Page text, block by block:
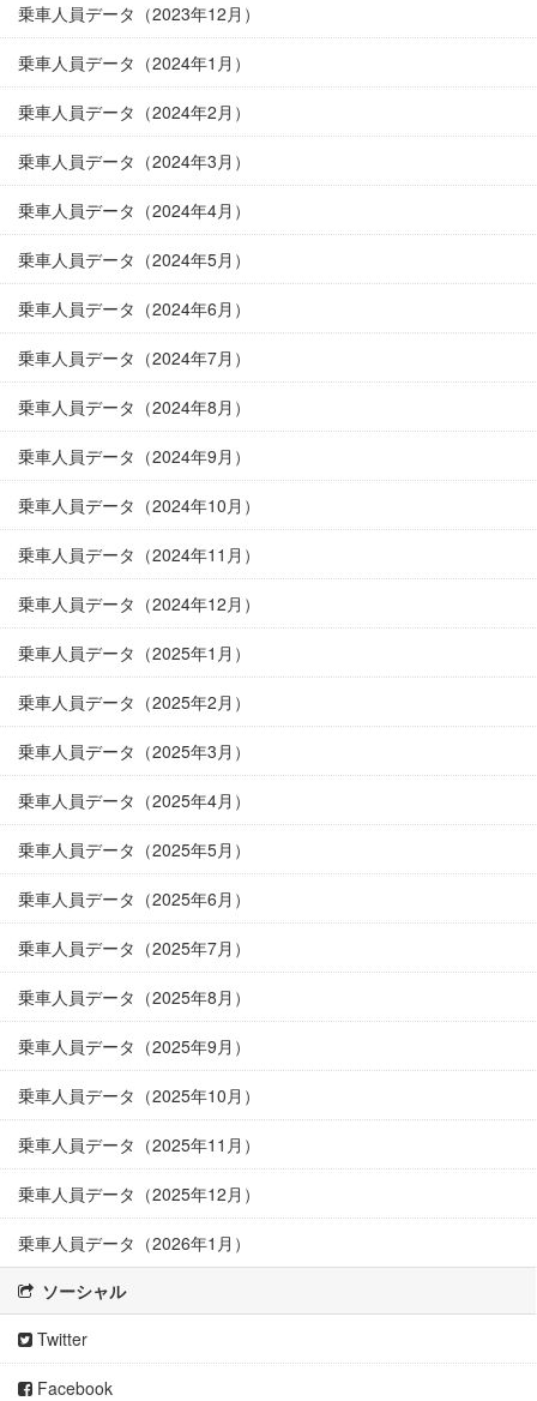
乗車人員データ（2023年12月）
乗車人員データ（2024年1月）
乗車人員データ（2024年2月）
乗車人員データ（2024年3月）
乗車人員データ（2024年4月）
乗車人員データ（2024年5月）
乗車人員データ（2024年6月）
乗車人員データ（2024年7月）
乗車人員データ（2024年8月）
乗車人員データ（2024年9月）
乗車人員データ（2024年10月）
乗車人員データ（2024年11月）
乗車人員データ（2024年12月）
乗車人員データ（2025年1月）
乗車人員データ（2025年2月）
乗車人員データ（2025年3月）
乗車人員データ（2025年4月）
乗車人員データ（2025年5月）
乗車人員データ（2025年6月）
乗車人員データ（2025年7月）
乗車人員データ（2025年8月）
乗車人員データ（2025年9月）
乗車人員データ（2025年10月）
乗車人員データ（2025年11月）
乗車人員データ（2025年12月）
乗車人員データ（2026年1月）
ソーシャル
Twitter
Facebook